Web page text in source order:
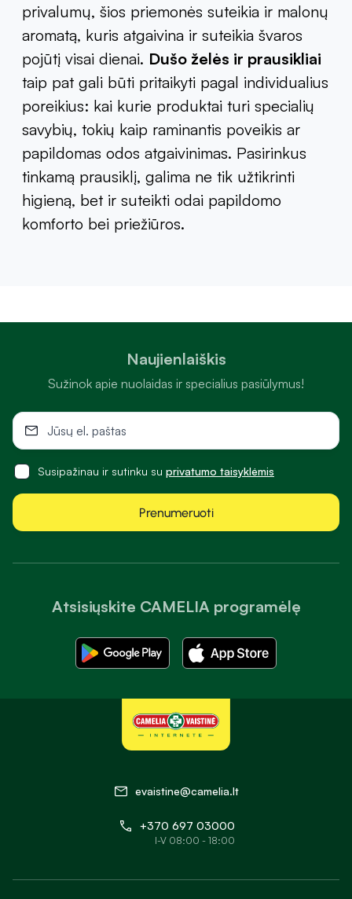
privalumų, šios priemonės suteikia ir malonų
aromatą, kuris atgaivina ir suteikia švaros
pojūtį visai dienai. Dušo želės ir prausikliai
taip pat gali būti pritaikyti pagal individualius
poreikius: kai kurie produktai turi specialių
savybių, tokių kaip raminantis poveikis ar
papildomas odos atgaivinimas. Pasirinkus
tinkamą prausiklį, galima ne tik užtikrinti
higieną, bet ir suteikti odai papildomo
komforto bei priežiūros.
Atsisiųskite CAMELIA programėlę
Naujienlaiškis
Sužinok apie nuolaidas ir specialius pasiūlymus!
Susipažinau ir sutinku su privatumo taisyklėmis
Prenumeruoti
evaistine@camelia.lt
+370 697 03000
I-V 08:00 - 18:00